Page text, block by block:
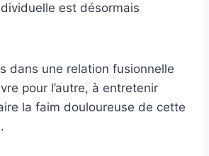
est désormais
dans une relation fusionnelle
pour l’autre, à entretenir
la faim douloureuse de cette